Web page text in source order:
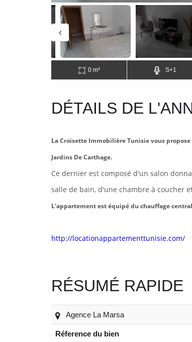
0 m² S+1
DÉTAILS DE
La Croisette Immobilière Tunisie vous
Jardins De Carthage.
Ce dernier est composé d'un salon
salle de bain, d'une chambre à coucher
L'appartement est équipé du chauffage
http://locationappartementtunisie.com/
RÉSUMÉ RAPIDE
Agence La Marsa
Réference du bien